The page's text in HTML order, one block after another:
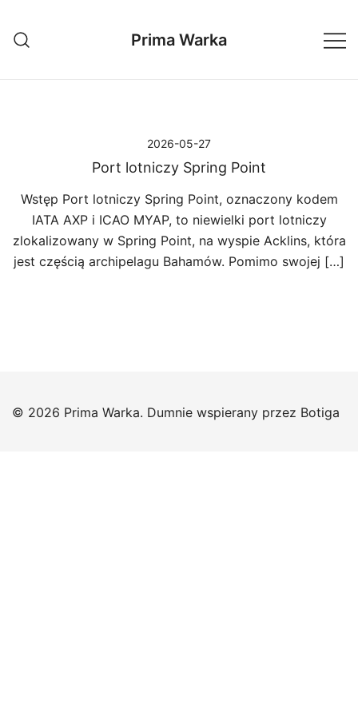
treści
Prima Warka
2026-05-27
Port lotniczy Spring Point
Wstęp Port lotniczy Spring Point, oznaczony kodem
IATA AXP i ICAO MYAP, to niewielki port lotniczy
zlokalizowany w Spring Point, na wyspie Acklins, która
jest częścią archipelagu Bahamów. Pomimo swojej […]
© 2026 Prima Warka. Dumnie wspierany przez Botiga